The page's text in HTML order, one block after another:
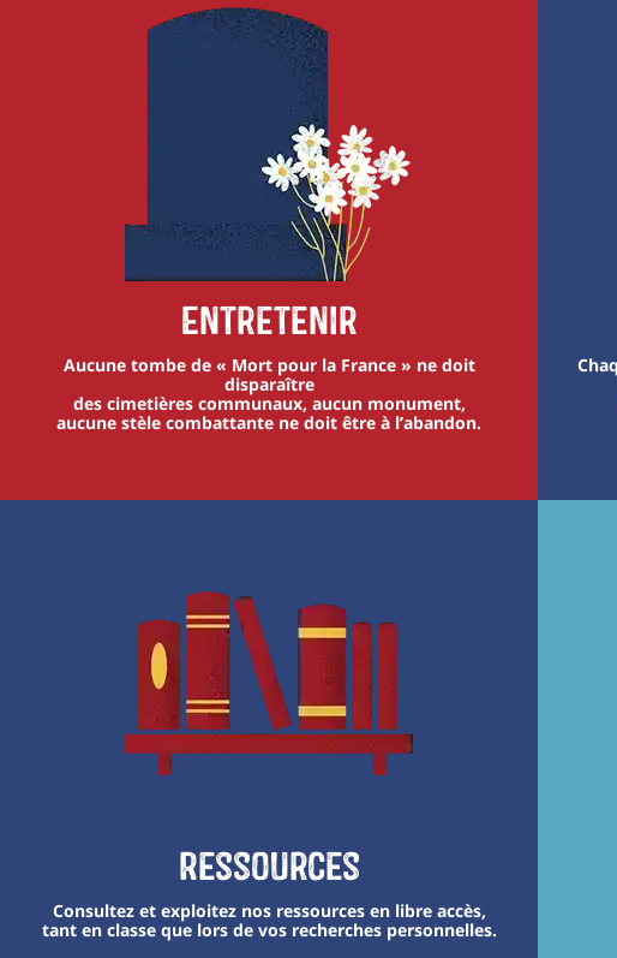
Entretenir
Aucune tombe de « Mort pour la France » ne doit
disparaître
des cimetières communaux, aucun monument,
aucune stèle combattante ne doit être à l’abandon.
Ressources
Consultez et exploitez nos ressources en libre accès,
tant en classe que lors de vos recherches personnelles.